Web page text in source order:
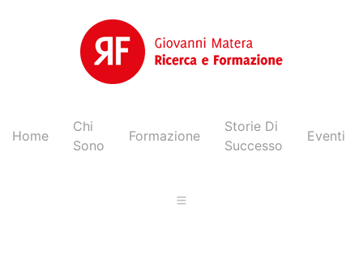
Home
Chi
Sono
Formazione
Storie Di
Successo
Eventi